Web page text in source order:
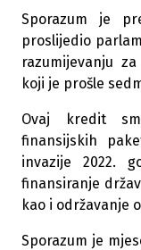
Sporazum je
proslijedio
razumijevanju
koji je prošle
Ovaj kredit
finansijskih
invazije 2022.
finansiranje
kao i održavanje
Sporazum je